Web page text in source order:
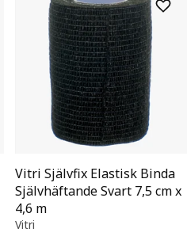
Vitri Självfix Elastisk Binda
Självhäftande Svart 7,5 cm x
4,6 m
Vitri